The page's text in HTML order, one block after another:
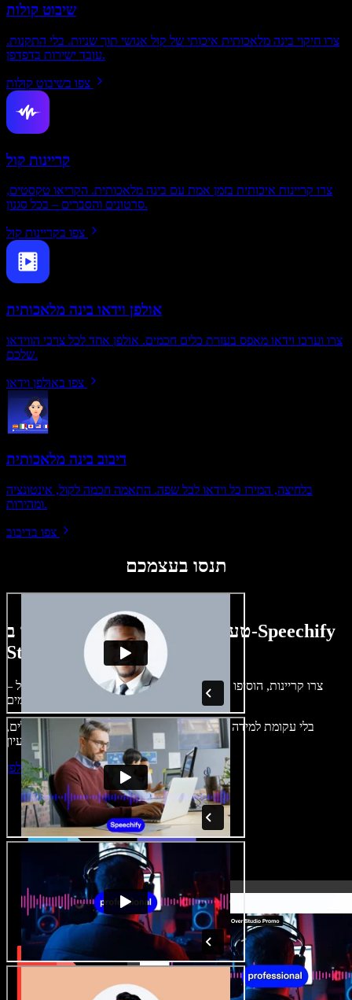
שיבוט קולות
צרו חיקוי בינה מלאכותית איכותי של קול אנושי תוך שניות. בלי התקנות.
עובד ישירות בדפדפן.
צפו בשיבוט קולות
קריינות קול
צרו קריינות איכותית בזמן אמת עם בינה מלאכותית. הקריאו טקסטים,
סרטונים והסברים – בכל סגנון.
צפו בקריינות קול
אולפן וידאו בינה מלאכותית
צרו וערכו וידאו מאפס בעזרת כלים חכמים. אולפן אחד לכל צרכי הווידאו
שלכם.
צפו באולפן וידאו
דיבוב בינה מלאכותית
בלחיצה, המירו כל וידאו לכל שפה. התאמה חכמה לקול, אינטונציה
ומהירות.
צפו בדיבוב
תנסו בעצמכם
טעימה קטנה ממה שתוכלו ליצור ב-Speechify
Studio.
צרו קריינות, הוסיפו תמונות ללא זכויות, אודיו, סרטונים ושיבוט קול –
בלי עקומת למידה – הכול זמין בדפדפן. יוצרי תוכן כבר לא מוגבלים,
התחילו ליצור באולפן